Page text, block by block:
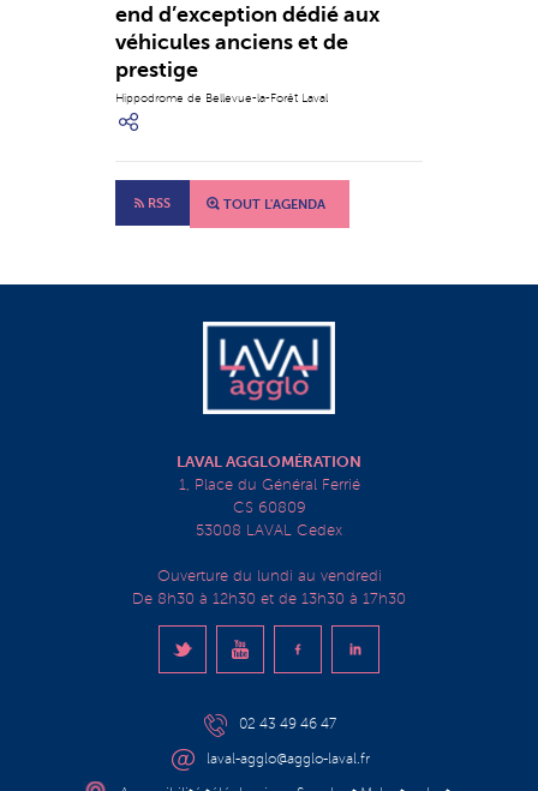
end d’exception dédié aux
véhicules anciens et de
prestige
Hippodrome de Bellevue-la-Forêt Laval
RSS TOUT L'AGENDA
LAVAL AGGLOMÉRATION
1, Place du Général Ferrié
CS 60809
53008 LAVAL Cedex
Ouverture du lundi au vendredi
De 8h30 à 12h30 et de 13h30 à 17h30
02 43 49 46 47
laval-agglo@agglo-laval.fr